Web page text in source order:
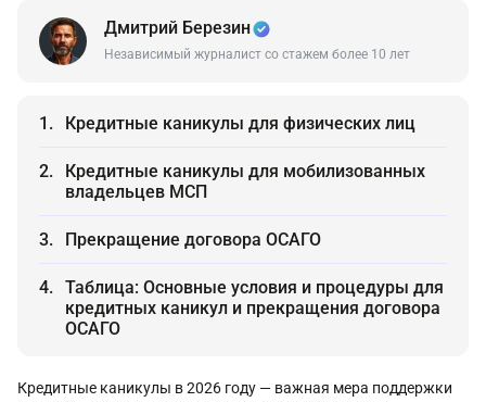
Дмитрий Березин
Независимый журналист со стажем более 10 лет
Кредитные каникулы для физических лиц
Кредитные каникулы для мобилизованных
владельцев МСП
Прекращение договора ОСАГО
Таблица: Основные условия и процедуры для
кредитных каникул и прекращения договора
ОСАГО
Кредитные каникулы в 2026 году — важная мера поддержки